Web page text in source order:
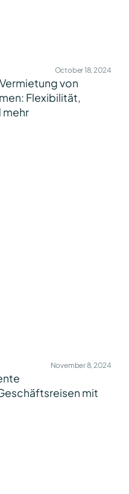
October 18, 2024
von
Flexibilität,
mehr
November 8, 2024
mit